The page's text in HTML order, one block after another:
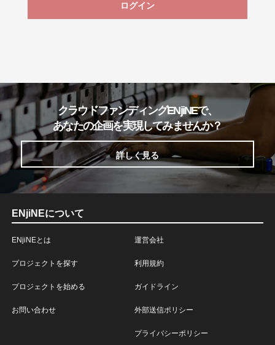
ログイン
クラウドファンディングENjiNEで、
あなたの企画を実現してみませんか？
詳しく見る
ENjiNEについて
ENjiNEとは
プロジェクトを探す
プロジェクトを始める
お問い合わせ
運営会社
利用規約
ガイドライン
外部送信ポリシー
プライバシーポリシー